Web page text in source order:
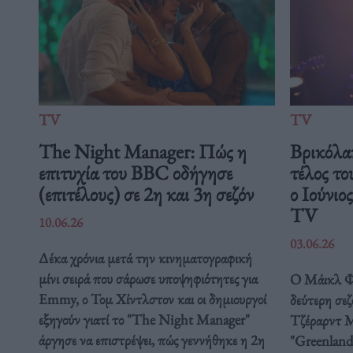
TV
The Night Manager: Πώς η
επιτυχία του BBC οδήγησε
(επιτέλους) σε 2η και 3η σεζόν
10.06.26
Δέκα χρόνια μετά την κινηματογραφική
μίνι σειρά που σάρωσε υποψηφιότητες για
Emmy, ο Τομ Χίντλστον και οι δημιουργοί
εξηγούν γιατί το "The Night Manager"
άργησε να επιστρέψει, πώς γεννήθηκε η 2η
TV
τέλος
ο
TV
03.06.26
Ο Μάικλ
δεύτερη
Τζέραρντ